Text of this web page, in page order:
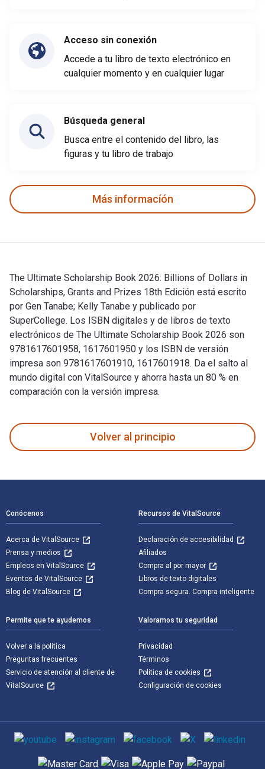
Acceso sin conexión
Accede a tu libro de texto electrónico en
cualquier momento y en cualquier lugar
Búsqueda general
Busca entre el contenido del libro, las
figuras y tu libro de trabajo
Más informacíón
The Ultimate Scholarship Book 2026: Billions of Dollars in
Scholarships, Grants and Prizes 18th Edición está escrito
por Gen Tanabe; Kelly Tanabe y publicado por
SuperCollege. Los ISBN digitales y de libros de texto
electrónicos de The Ultimate Scholarship Book 2026 son
9781617601958, 1617601950 y los ISBN de versión
impresa son 9781617601910, 1617601918. Da el salto al
mundo digital con VitalSource y ahorra hasta un 80 % en
comparación con la versión impresa.
Volver al principio
Conócenos
Acerca de VitalSource
Prensa y medios
Empleos en VitalSource
Eventos de VitalSource
Blog de VitalSource
Recursos de VitalSource
Declaración de accesibilidad
Afiliados
Compra al por mayor
Libros de texto digitales
Compra segura. Compra inteligente
Permite que te ayudemos
Volver a la política
Preguntas frecuentes
Servicio de atención al cliente de
VitalSource
Valoramos tu seguridad
Privacidad
Términos
Política de cookies
Configuración de cookies
Medios de comunicación social
Métodos de pago admitidos